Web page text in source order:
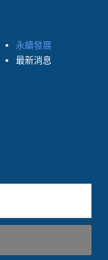
永續發展
最新消息